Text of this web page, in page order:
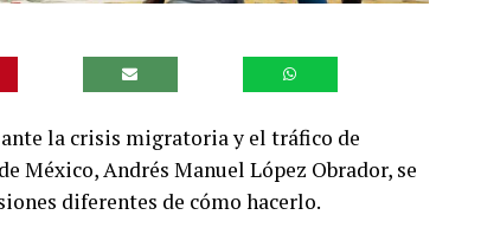
la crisis migratoria y el tráfico de
México, Andrés Manuel López Obrador, se
diferentes de cómo hacerlo.